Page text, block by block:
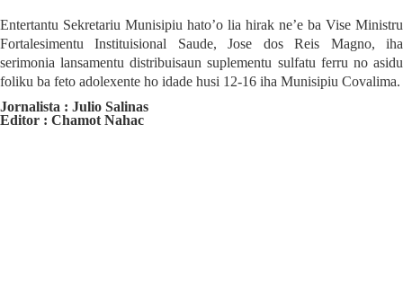
Entertantu Sekretariu Munisipiu hato’o lia hirak ne’e ba Vise Ministru
Fortalesimentu Instituisional Saude, Jose dos Reis Magno, iha
serimonia lansamentu distribuisaun suplementu sulfatu ferru no asidu
foliku ba feto adolexente ho idade husi 12-16 iha Munisipiu Covalima.
Jornalista : Julio Salinas
Editor : Chamot Nahac